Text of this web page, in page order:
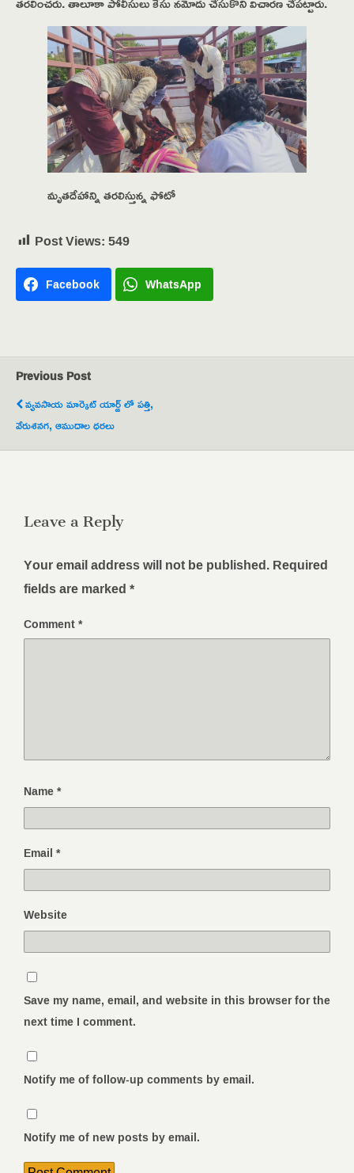
మృతదేహాన్ని తరలిస్తున్న ఫోటో
Post Views:549
Facebook WhatsApp
Previous Post
వ్యవసాయ మార్కెట్ యార్డ్ లో పత్తి,
వేరుశనగ, ఆముదాల ధరలు
Leave a Reply
Your email address will not be published.Required
fields are marked*
Comment*
Name*
Email*
Website
Save my name, email, and website in this browser for the
next time I comment.
Notify me of follow-up comments by email.
Notify me of new posts by email.